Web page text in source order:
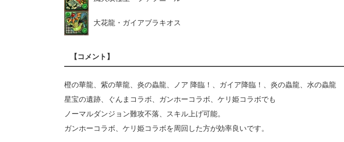
大花龍・ガイアブラキオス
【コメント】
橙の華龍、紫の華龍、炎の蟲龍、ノア 降臨！、ガイア降臨！、炎の蟲龍、水の蟲龍
星宝の遺跡、ぐんまコラボ、ガンホーコラボ、ケリ姫コラボでも
ノーマルダンジョン難攻不落、スキル上げ可能。
ガンホーコラボ、ケリ姫コラボを周回した方が効率良いです。